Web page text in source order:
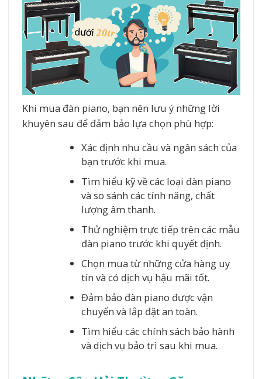
Khi mua đàn piano, bạn nên lưu ý những lời
khuyên sau để đảm bảo lựa chọn phù hợp:
Xác định nhu cầu và ngân sách của
bạn trước khi mua.
Tìm hiểu kỹ về các loại đàn piano
và so sánh các tính năng, chất
lượng âm thanh.
Thử nghiệm trực tiếp trên các mẫu
đàn piano trước khi quyết định.
Chọn mua từ những cửa hàng uy
tín và có dịch vụ hậu mãi tốt.
Đảm bảo đàn piano được vận
chuyển và lắp đặt an toàn.
Tìm hiểu các chính sách bảo hành
và dịch vụ bảo trì sau khi mua.